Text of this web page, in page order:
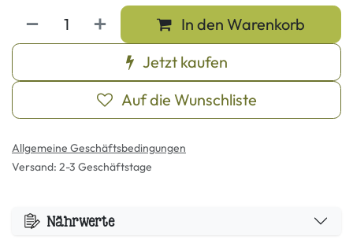
In den Warenkorb
Jetzt kaufen
Auf die Wunschliste
Allgemeine Geschäftsbedingungen
Versand: 2-3 Geschäftstage
Nährwerte